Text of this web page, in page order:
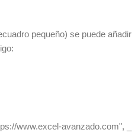
pequeño) se puede añadir
www.excel-avanzado.com", _